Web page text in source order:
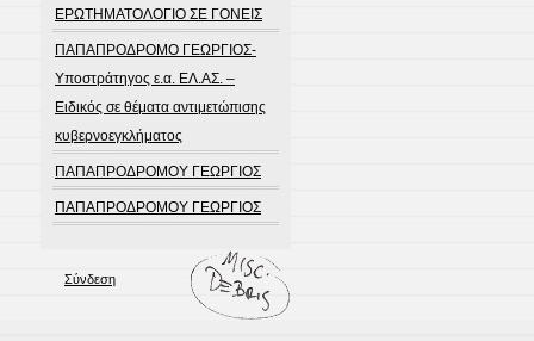
ΕΡΩΤΗΜΑΤΟΛΟΓΙΟ ΣΕ ΓΟΝΕΙΣ
ΠΑΠΑΠΡΟΔΡΟΜΟ ΓΕΩΡΓΙΟΣ-
Υποστράτηγος ε.α. ΕΛ.ΑΣ. –
Ειδικός σε θέματα αντιμετώπισης
κυβερνοεγκλήματος
ΠΑΠΑΠΡΟΔΡΟΜΟΥ ΓΕΩΡΓΙΟΣ
ΠΑΠΑΠΡΟΔΡΟΜΟΥ ΓΕΩΡΓΙΟΣ
Σύνδεση